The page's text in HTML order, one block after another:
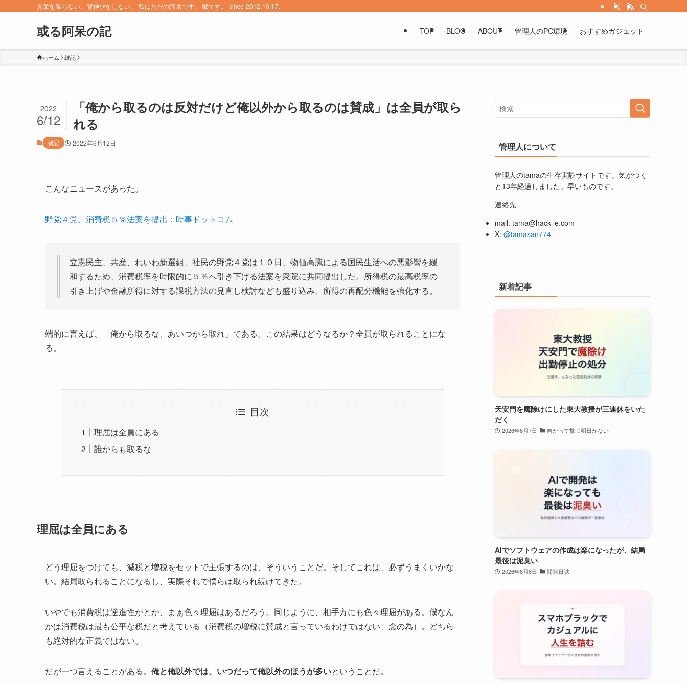
見栄を張らない、背伸びをしない。 私はただの阿呆です。 嘘です。 since 2012.10.17.
或る阿呆の記 TOP BLOG ABOUT 管理人のPC環境 おすすめガジェット
ホーム 雑記
「俺から取るのは反対だけど俺以外から取るのは賛成」は全員が取ら
れる
2022
6/12
雑記 2022年6月12日
こんなニュースがあった。
野党４党、消費税５％法案を提出：時事ドットコム
立憲民主、共産、れいわ新選組、社民の野党４党は１０日、物価高騰による国民生活への悪影響を緩
和するため、消費税率を時限的に５％へ引き下げる法案を衆院に共同提出した。所得税の最高税率の
引き上げや金融所得に対する課税方法の見直し検討なども盛り込み、所得の再配分機能を強化する。
端的に言えば、「俺から取るな、あいつから取れ」である。この結果はどうなるか？全員が取られることにな
る。
目次
理屈は全員にある
誰からも取るな
理屈は全員にある
どう理屈をつけても、減税と増税をセットで主張するのは、そういうことだ。そしてこれは、必ずうまくいかな
い。結局取られることになるし、実際それで僕らは取られ続けてきた。
いやでも消費税は逆進性がとか、まぁ色々理屈はあるだろう。同じように、相手方にも色々理屈がある。僕なん
かは消費税は最も公平な税だと考えている（消費税の増税に賛成と言っているわけではない、念の為）。どちら
も絶対的な正義ではない。
だが一つ言えることがある。 俺と俺以外では、いつだって俺以外のほうが多いということだ。
管理人について
管理人のtamaの生存実験サイトです。気がつく
と13年経過しました。早いものです。
連絡先
mail: tama@hack-le.com
X: @tamasan774
新着記事
天安門を魔除けにした東大教授が三連休をいた
だく
2026年8月7日 向かって撃つ明日がない
AIでソフトウェアの作成は楽になったが、結局
最後は泥臭い
2026年8月6日 開発日誌